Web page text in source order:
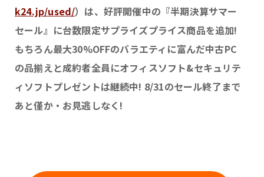
k24.jp/used/）は、好評開催中の『半期決算サマー
セール』に台数限定サプライズプライス商品を追加!
もちろん最大30%OFFのバラエティに富んだ中古PC
の品揃えと成約者全員にオフィスソフト&セキュリテ
ィソフトプレゼントは継続中! 8/31のセール終了まで
あと僅か・お見逃しなく!